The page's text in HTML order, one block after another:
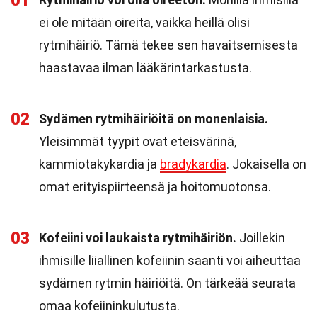
ei ole mitään oireita, vaikka heillä olisi
rytmihäiriö. Tämä tekee sen havaitsemisesta
haastavaa ilman lääkärintarkastusta.
02
Sydämen rytmihäiriöitä on monenlaisia.
Yleisimmät tyypit ovat eteisvärinä,
kammiotakykardia ja bradykardia. Jokaisella on
omat erityispiirteensä ja hoitomuotonsa.
03 Kofeiini voi laukaista rytmihäiriön. Joillekin
ihmisille liiallinen kofeiinin saanti voi aiheuttaa
sydämen rytmin häiriöitä. On tärkeää seurata
omaa kofeiininkulutusta.